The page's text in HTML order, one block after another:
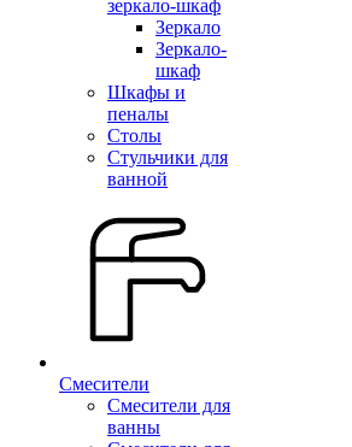
зеркало-шкаф
Зеркало
Зеркало-
шкаф
Шкафы и
пеналы
Столы
Стульчики для
ванной
Смесители
Смесители для
ванны